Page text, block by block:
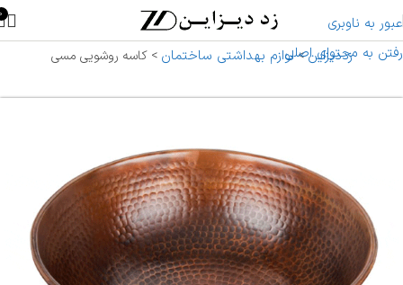
عبور به ناوبری
رفتن به محتوای اصلی
0
زددیزاین>لوازم بهداشتی ساختمان >کاسه روشویی مسی